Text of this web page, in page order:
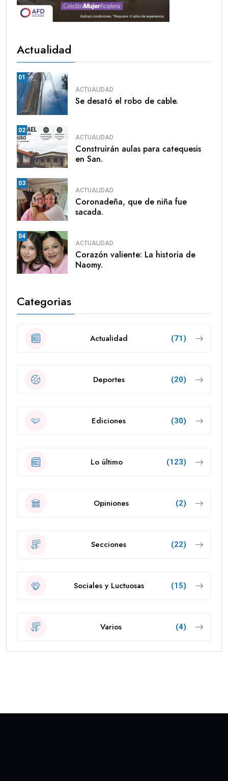
Actualidad
01
ACTUALIDAD
Se desató el robo de cable.
02
ACTUALIDAD
Construirán aulas para catequesis
en San.
03
ACTUALIDAD
Coronadeña, que de niña fue
sacada.
04
ACTUALIDAD
Corazón valiente: La historia de
Naomy.
Categorias
Actualidad (71)
Deportes (20)
Ediciones (30)
Lo último (123)
Opiniones (2)
Secciones (22)
Sociales y Luctuosas (15)
Varios (4)